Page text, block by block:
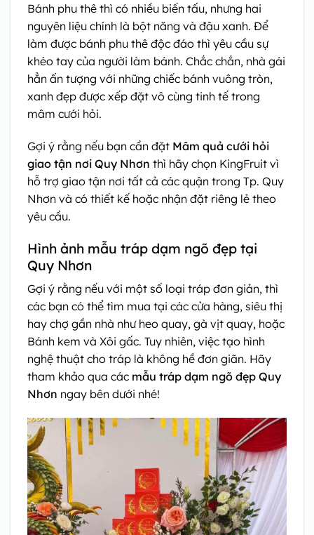
Bánh phu thê thì có nhiều biến tấu, nhưng hai
nguyên liệu chính là bột năng và đậu xanh. Để
làm được bánh phu thê độc đáo thì yêu cầu sự
khéo tay của người làm bánh. Chắc chắn, nhà gái
hẳn ấn tượng với những chiếc bánh vuông tròn,
xanh đẹp được xếp đặt vô cùng tinh tế trong
mâm cưới hỏi.
Gợi ý rằng nếu bạn cần đặt Mâm quả cưới hỏi
giao tận nơi Quy Nhơn thì hãy chọn KingFruit vì
hỗ trợ giao tận nơi tất cả các quận trong Tp. Quy
Nhơn và có thiết kế hoặc nhận đặt riêng lẻ theo
yêu cầu.
Hình ảnh mẫu tráp dạm ngõ đẹp tại
Quy Nhơn
Gợi ý rằng nếu với một số loại tráp đơn giản, thì
các bạn có thể tìm mua tại các cửa hàng, siêu thị
hay chợ gần nhà như heo quay, gà vịt quay, hoặc
Bánh kem và Xôi gấc. Tuy nhiên, việc tạo hình
nghệ thuật cho tráp là không hề đơn giãn. Hãy
tham khảo qua các mẫu tráp dạm ngõ đẹp Quy
Nhơn ngay bên dưới nhé!